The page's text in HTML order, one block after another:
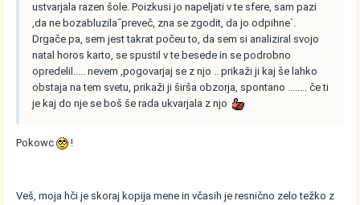
ustvarjala razen šole. Poizkusi jo napeljati v te sfere, sam pazi
,da ne bozabluzila˝preveč, zna se zgodit, da jo odpihne´.
Drgače pa, sem jest takrat počeu to, da sem si analiziral svojo
natal horos karto, se spustil v te besede in se podrobno
opredelil..... nevem ,pogovarjaj se z njo .. prikaži ji kaj še lahko
obstaja na tem svetu, prikaži ji širša obzorja, spontano ........ če ti
je kaj do nje se boš še rada ukvarjala z njo
Pokowc !
Veš, moja hči je skoraj kopija mene in včasih je resnično zelo težko z